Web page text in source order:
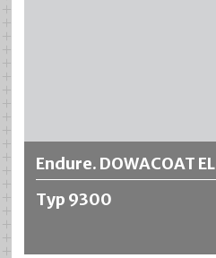
Endure. DOWACOAT EL
Typ 9300